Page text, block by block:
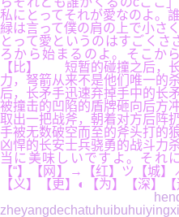
私にとってそれが愛なのよ。
緑は言って僕の肩の上で小さ
とって愛というのはすごくさ
ろから始まるのよ。そこか
【比】 短暂的碰撞之后，长
力，弩箭从来不是他们唯一的
后，长矛手迅速弃掉手中的长
被撞击的凹陷的盾牌砸向后方
取出一把战斧，朝着对方后阵
手被无数破空而至的斧头打的
凶悍的长安士兵骁勇的战斗力
当に美味しいですよ。それ
【“】【网】→【红】ツ【城
【义】【更】◐【为】【深】